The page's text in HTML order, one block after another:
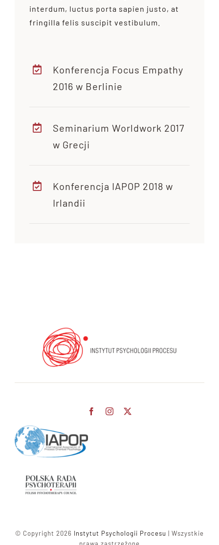
interdum, luctus porta sapien justo, at
fringilla felis suscipit vestibulum.
Konferencja Focus Empathy
2016 w Berlinie
Seminarium Worldwork 2017
w Grecji
Konferencja IAPOP 2018 w
Irlandii
© Copyright 2026 Instytut Psychologii Procesu | Wszystkie